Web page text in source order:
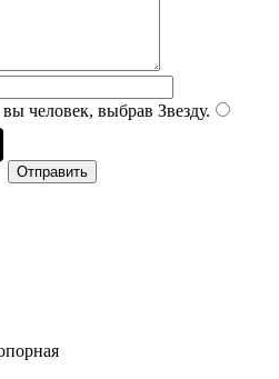
человек, выбрав Звезду.